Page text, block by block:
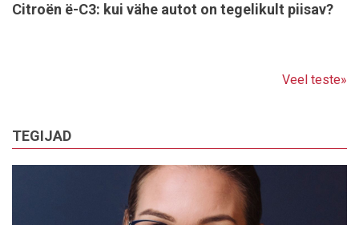
Citroën ë-C3: kui vähe autot on tegelikult piisav?
Veel teste»
TEGIJAD